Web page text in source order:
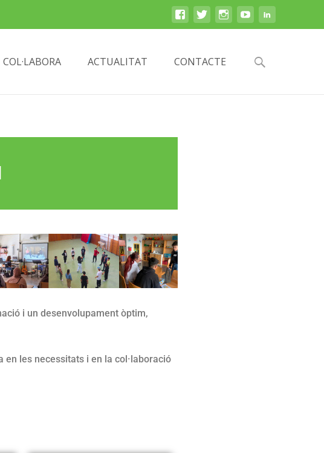
COL·LABORA ACTUALITAT CONTACTE
i un desenvolupament òptim,
les necessitats i en la col·laboració